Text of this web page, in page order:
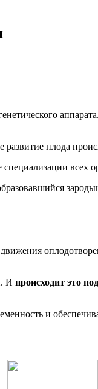
развитие плода
всех
И происходит это
и